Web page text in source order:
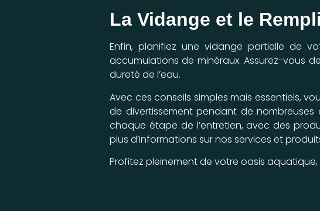
La Vidange et le
Enfin, planifiez une vidange partielle de
accumulations de minéraux. Assurez-vous
dureté de l’eau.
Avec ces conseils simples mais essentiels,
de divertissement pendant de nombreuses
chaque étape de l’entretien, avec des
plus d’informations sur nos services et
Profitez pleinement de votre oasis aquatique,